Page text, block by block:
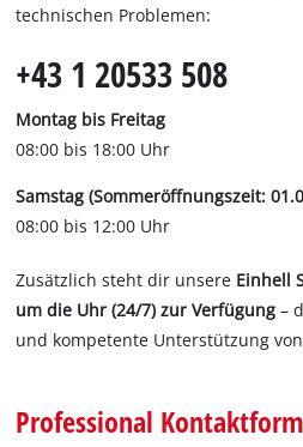
Professional
technischen Problemen:
+43 1 20533 508
Montag bis Freitag
08:00 bis 18:00 Uhr
Samstag (Sommeröffnungszeit:
08:00 bis 12:00 Uhr
Zusätzlich steht dir unsere Einhell
um die Uhr (24/7) zur Verfügung –
und kompetente Unterstützung